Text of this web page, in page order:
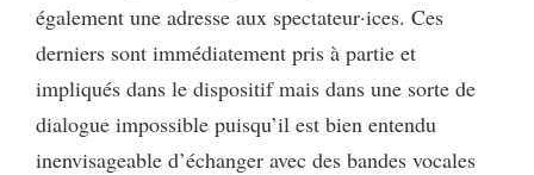
également une adresse aux spectateur·ices. Ces
derniers sont immédiatement pris à partie et
impliqués dans le dispositif mais dans une sorte de
dialogue impossible puisqu’il est bien entendu
inenvisageable d’échanger avec des bandes vocales